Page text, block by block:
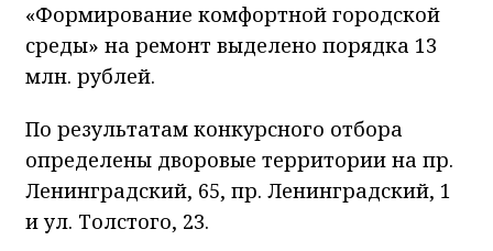
«Формирование комфортной городской
среды» на ремонт выделено порядка 13
млн. рублей.
По результатам конкурсного отбора
определены дворовые территории на пр.
Ленинградский, 65, пр. Ленинградский, 1
и ул. Толстого, 23.